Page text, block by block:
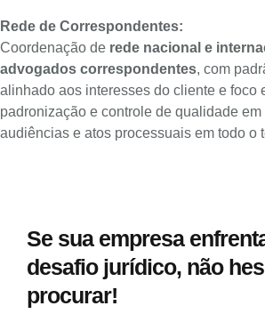
Rede de Correspondentes:
Coordenação de rede nacional e
advogados correspondentes, com
alinhado aos interesses do cliente e foco
padronização e controle de qualidade
audiências e atos processuais em todo o
Se sua empresa
desafio jurídico, não
procurar!